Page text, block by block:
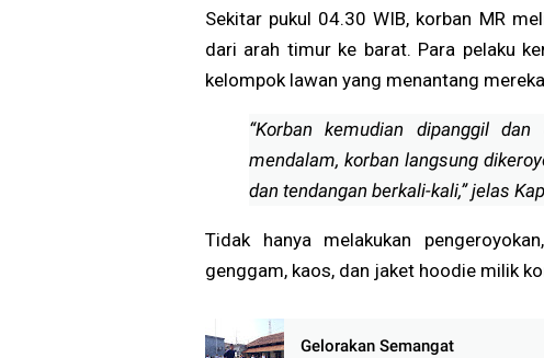
Sekitar pukul 04.30 WIB, korban MR
dari arah timur ke barat. Para pelaku
kelompok lawan yang menantang
“Korban kemudian dipanggil
mendalam, korban langsung
dan tendangan berkali-kali,” jelas
Tidak hanya melakukan
genggam, kaos, dan jaket hoodie milik
Gelorakan Semangat